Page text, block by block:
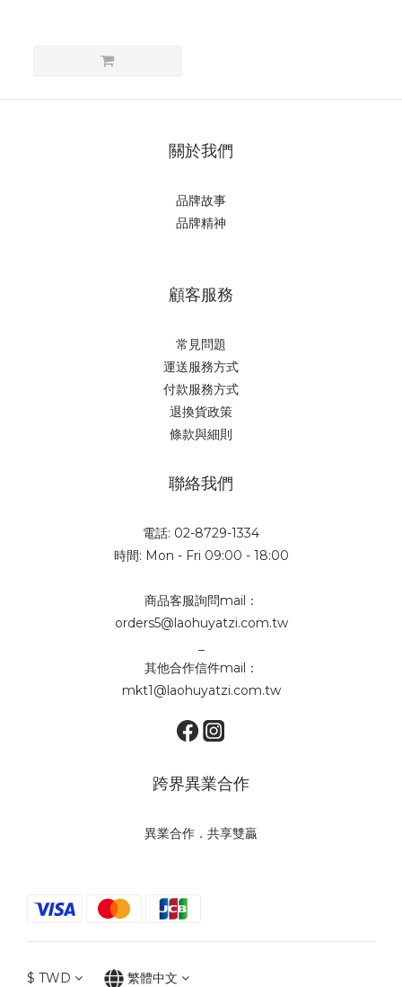
關於我們
品牌故事
品牌精神
顧客服務
常見問題
運送服務方式
付款服務方式
退換貨政策
條款與細則
聯絡我們
電話: 02-8729-1334
時間: Mon - Fri 09:00 - 18:00
商品客服詢問mail：
orders5@laohuyatzi.com.tw
其他合作信件mail：
mkt1@laohuyatzi.com.tw
跨界異業合作
異業合作．共享雙贏
$ TWD 繁體中文